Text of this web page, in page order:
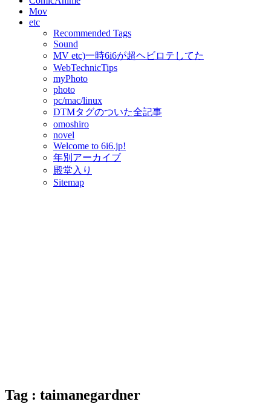
Mov
etc
Recommended Tags
Sound
MV etc)一時6i6が超ヘビロテしてた
WebTechnicTips
myPhoto
photo
pc/mac/linux
DTMタグのついた全記事
omoshiro
novel
Welcome to 6i6.jp!
年別アーカイブ
殿堂入り
Sitemap
Tag : taimanegardner